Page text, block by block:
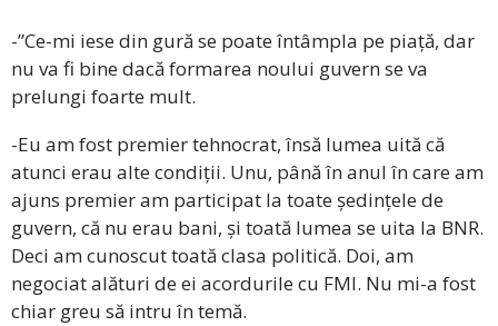
-”Ce-mi iese din gură se poate întâmpla pe piață, dar
nu va fi bine dacă formarea noului guvern se va
prelungi foarte mult.
-Eu am fost premier tehnocrat, însă lumea uită că
atunci erau alte condiții. Unu, până în anul în care am
ajuns premier am participat la toate ședințele de
guvern, că nu erau bani, și toată lumea se uita la BNR.
Deci am cunoscut toată clasa politică. Doi, am
negociat alături de ei acordurile cu FMI. Nu mi-a fost
chiar greu să intru în temă.